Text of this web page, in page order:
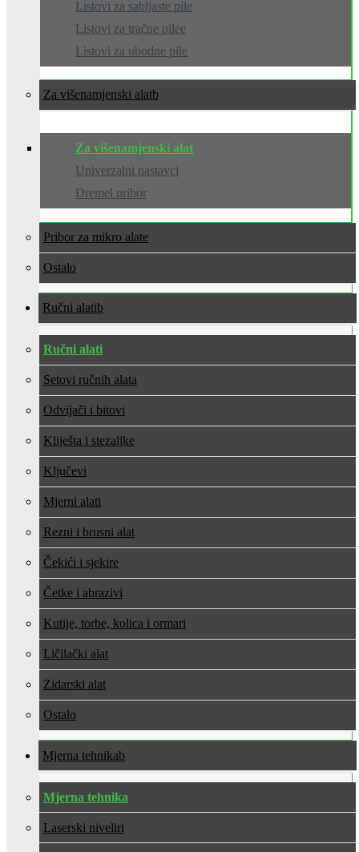
Listovi za sabljaste pile
Listovi za tračne pilee
Listovi za ubodne pile
Za višenamjenski alat
Za višenamjenski alat
Univerzalni nastavci
Dremel pribor
Pribor za mikro alate
Ostalo
Ručni alati
Ručni alati
Setovi ručnih alata
Odvijači i bitovi
Kliješta i stezaljke
Ključevi
Mjerni alati
Rezni i brusni alat
Čekići i sjekire
Četke i abrazivi
Kutije, torbe, kolica i ormari
Ličilački alat
Zidarski alat
Ostalo
Mjerna tehnika
Mjerna tehnika
Laserski niveliri